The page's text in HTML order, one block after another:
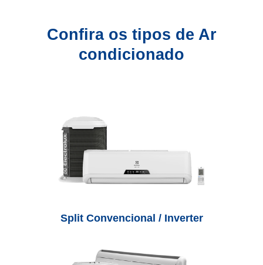
Confira os tipos de Ar
condicionado
Split Convencional / Inverter